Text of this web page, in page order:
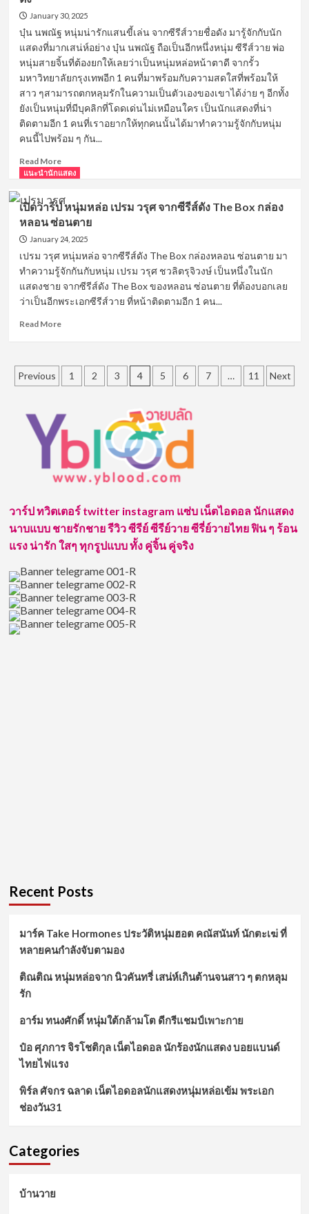
นัก
แสดง
จาก
ซี
รีส์
วาย
ปัน
ปัน
ปัณณ์
ไหน
เฮีย
บอก
ไม่
เด็ก
January 30, 2025
บุ๋น นพณัฐ หนุ่มน่ารักแสนขี้เล่น จากซีรีส์วายชื่อดัง มารู้จักกับนัก
แสดงที่มากเสน่ห์อย่าง บุ๋น นพณัฐ ถือเป็นอีกหนึ่งหนุ่ม ซีรีส์วาย พ่อ
หนุ่มสายจิ้นที่ต้องยกให้เลยว่าเป็นหนุ่มหล่อหน้าตาดี จากรั้ว
มหาวิทยาลัยกรุงเทพอีก 1 คนที่มาพร้อมกับความสดใสที่พร้อมให้
สาว ๆสามารถตกหลุมรักในความเป็นตัวเองของเขาได้ง่าย ๆ อีกทั้ง
ยังเป็นหนุ่มที่มีบุคลิกที่โดดเด่นไม่เหมือนใคร เป็นนักแสดงที่น่า
ติดตามอีก 1 คนที่เราอยากให้ทุกคนนั้นได้มาทำความรู้จักกับหนุ่ม
คนนี้ไปพร้อม ๆ กัน...
Read MoreRead
more
เปิด
วาร์
ป
หนุ่ม
แสน
ขี้
เล่น
นพณัฐ
รีส์
วาย
แนะนำนักแสดง
เปิดวาร์ป หนุ่มหล่อ เปรม วรุศ จากซีรีส์ดัง The Box กล่อง
หลอน ซ่อนตาย
January 24, 2025
เปรม วรุศ หนุ่มหล่อ จากซีรีส์ดัง The Box กล่องหลอน ซ่อนตาย มา
ทำความรู้จักกันกับหนุ่ม เปรม วรุศ ชวลิตรุจิวงษ์ เป็นหนึ่งในนัก
แสดงชาย จากซีรีส์ดัง The Box ของหลอน ซ่อนตาย ที่ต้องบอกเลย
ว่าเป็นอีกพระเอกซีรีส์วาย ที่หน้าติดตามอีก 1 คน...
Read MoreRead
วาร์
ป
หล่อ
เปรม
วรุศ
จาก
ซี
รีส์
Box
กล่อง
หลอน
ตาย
Posts
Previous 1 2 3 4 5 6 7 … 11 Next
วาร์ป ทวิตเตอร์ twitter instagram แซ่บ เน็ตไอดอล นักแสดง
นาบแบบ ชายรักชาย รีวิว ซีรีย์ ซีรีย์วาย ซีรี่ย์วายไทย ฟิน ๆ ร้อน
แรง น่ารัก ใสๆ ทุกรูปแบบ ทั้ง คู่จิ้น คู่จริง
Recent Posts
มาร์ค Take Hormones ประวัติหนุ่มฮอต คณัสนันท์ นักตะเฆ่ ที่
หลายคนกำลังจับตามอง
ติณติณ หนุ่มหล่อจาก นิวคันทรี่ เสน่ห์เกินต้านจนสาว ๆ ตกหลุม
รัก
อาร์ม ทนงศักดิ์ หนุ่มใต้กล้ามโต ดีกรีแชมป์เพาะกาย
ป๋อ ศุภการ จิรโชติกุล เน็ตไอดอล นักร้องนักแสดง บอยแบนด์
ไทยไฟแรง
พิร์ล ศัจกร ฉลาด เน็ตไอดอลนักแสดงหนุ่มหล่อเข้ม พระเอก
ช่องวัน31
Categories
บ้านวาย